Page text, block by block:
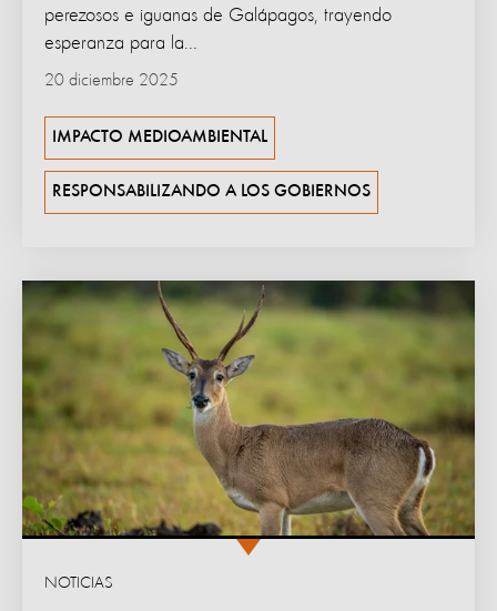
20 diciembre 2025
perezosos e iguanas de Galápagos, trayendo
esperanza para la...
IMPACTO MEDIOAMBIENTAL
RESPONSABILIZANDO A LOS GOBIERNOS
NOTICIAS